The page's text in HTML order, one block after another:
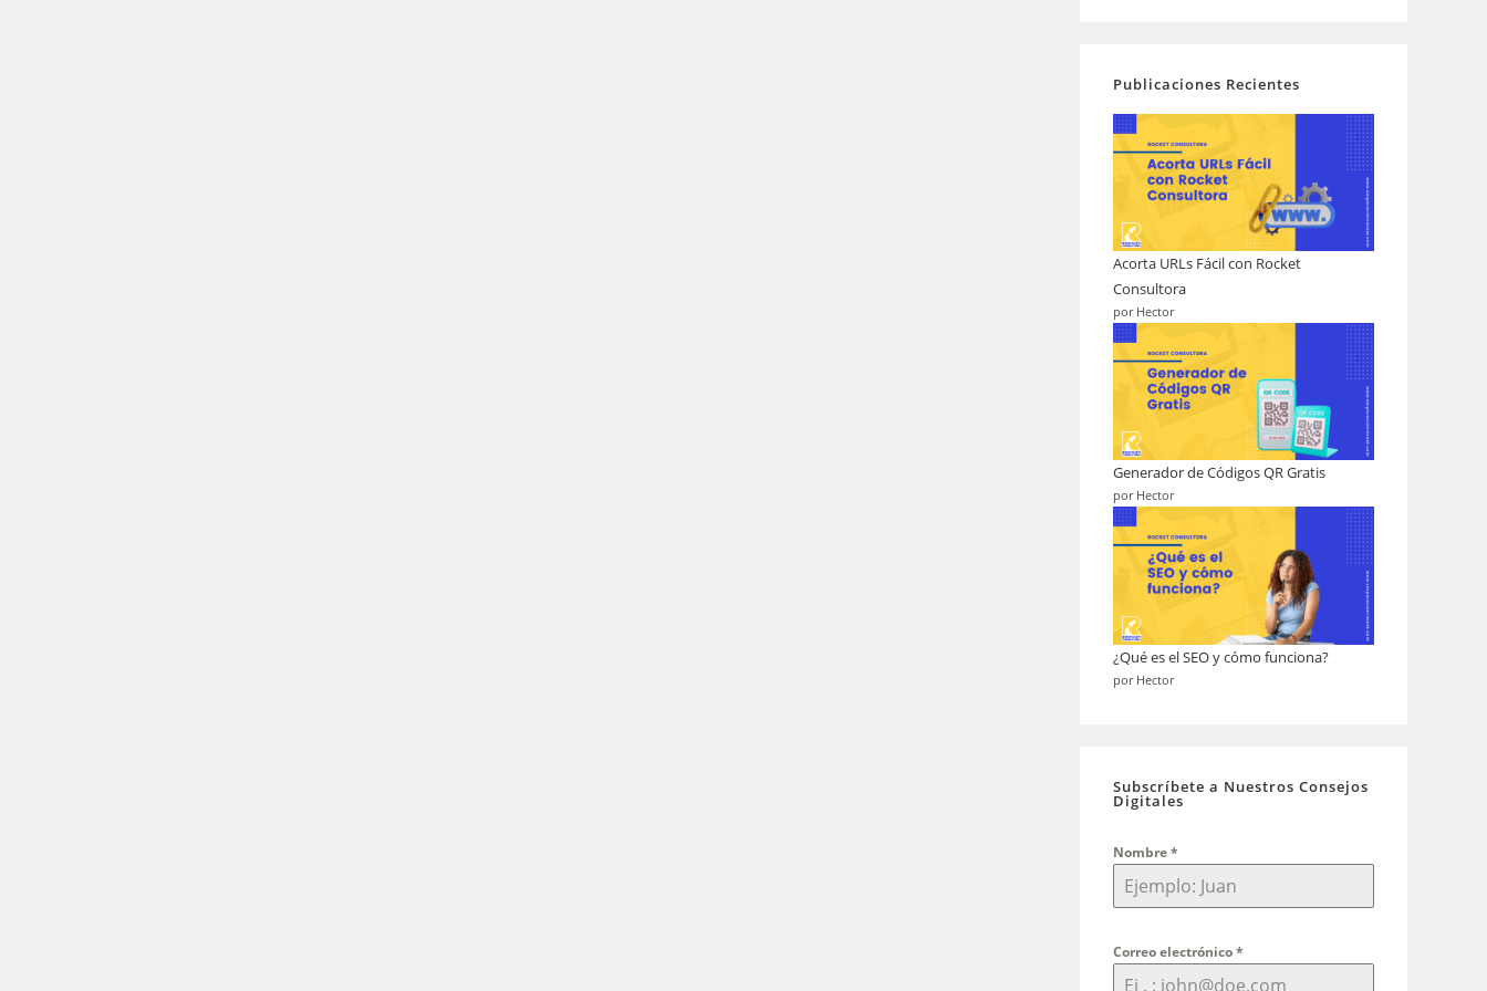
Publicaciones Recientes
Acorta URLs Fácil con Rocket
Consultora
por Hector
Generador de Códigos QR Gratis
por Hector
¿Qué es el SEO y cómo funciona?
por Hector
Subscríbete a Nuestros Consejos
Digitales
Nombre*
Correo electrónico*